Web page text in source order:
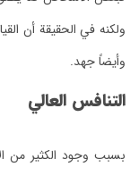
وأيضاً جهد.
التنافس العالي